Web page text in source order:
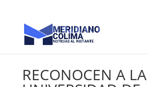
RECONOCEN A LA